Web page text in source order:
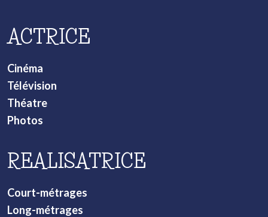
ACTRICE
Cinéma
Télévision
Théatre
Photos
REALISATRICE
Court-métrages
Long-métrages